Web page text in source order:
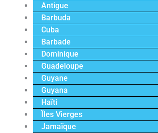
Antigue
Barbuda
Cuba
Barbade
Dominique
Guadeloupe
Guyane
Guyana
Haïti
Îles Vierges
Jamaïque